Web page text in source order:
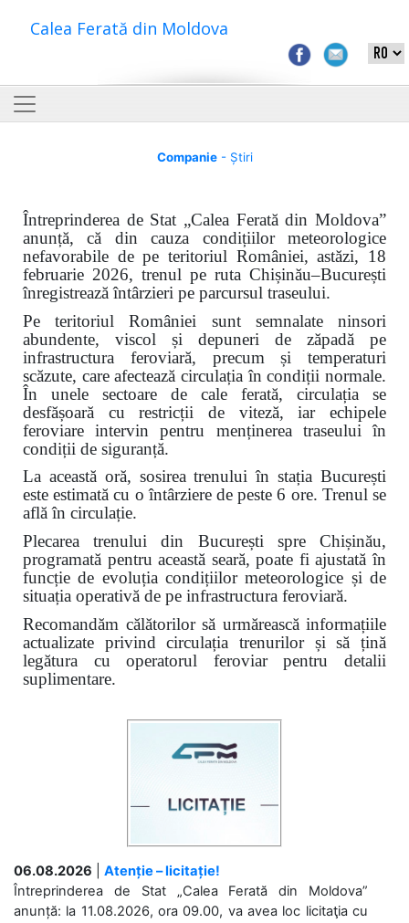
Calea Ferată din Moldova
Companie- Știri
Întreprinderea de Stat „Calea Ferată din Moldova”
anunță, că din cauza condițiilor meteorologice
nefavorabile de pe teritoriul României, astăzi, 18
februarie 2026, trenul pe ruta Chișinău–București
înregistrează întârzieri pe parcursul traseului.
Pe teritoriul României sunt semnalate ninsori
abundente, viscol și depuneri de zăpadă pe
infrastructura feroviară, precum și temperaturi
scăzute, care afectează circulația în condiții normale.
În unele sectoare de cale ferată, circulația se
desfășoară cu restricții de viteză, iar echipele
feroviare intervin pentru menținerea traseului în
condiții de siguranță.
La această oră, sosirea trenului în stația București
este estimată cu o întârziere de peste 6 ore. Trenul se
află în circulație.
Plecarea trenului din București spre Chișinău,
programată pentru această seară, poate fi ajustată în
funcție de evoluția condițiilor meteorologice și de
situația operativă de pe infrastructura feroviară.
Recomandăm călătorilor să urmărească informațiile
actualizate privind circulația trenurilor și să țină
legătura cu operatorul feroviar pentru detalii
suplimentare.
06.08.2026
Atenție – licitație!
Întreprinderea de Stat „Calea Ferată din Moldova”
anunță: la 11.08.2026, ora 09.00, va avea loc licitaţia cu